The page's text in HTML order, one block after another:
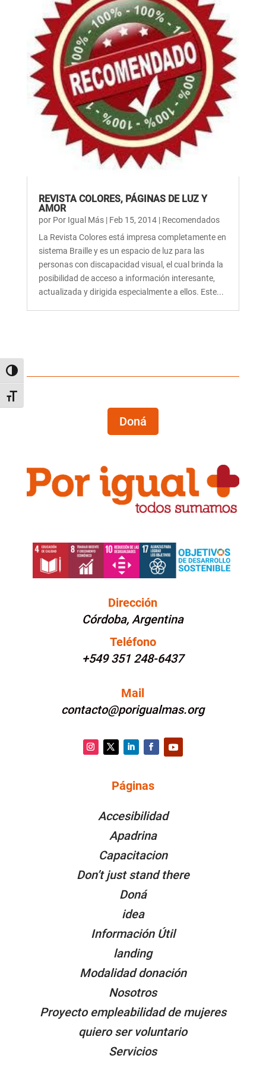
Alternar alto contraste
Alternar tamaño de letra
REVISTA COLORES, PÁGINAS DE LUZ Y
AMOR
por Por Igual Más| Feb 15, 2014| Recomendados
La Revista Colores está impresa completamente en
sistema Braille y es un espacio de luz para las
personas con discapacidad visual, el cual brinda la
posibilidad de acceso a información interesante,
actualizada y dirigida especialmente a ellos. Este...
Doná
Dirección
Córdoba, Argentina
Teléfono
+549 351 248-6437
Mail
contacto@porigualmas.org
Facebook
Páginas
Accesibilidad
Apadrina
Capacitacion
Don’t just stand there
Doná
idea
Información Útil
landing
Modalidad donación
Nosotros
Proyecto empleabilidad de mujeres
quiero ser voluntario
Servicios